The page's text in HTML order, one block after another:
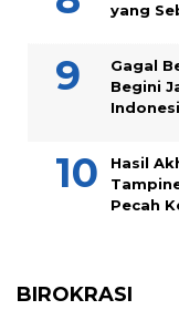
yang
Gagal
Begini
Hasil
Pecah
BIROKRASI